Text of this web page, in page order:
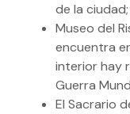
de la ciudad;
Museo del
encuentra
interior hay
Guerra
El Sacrario